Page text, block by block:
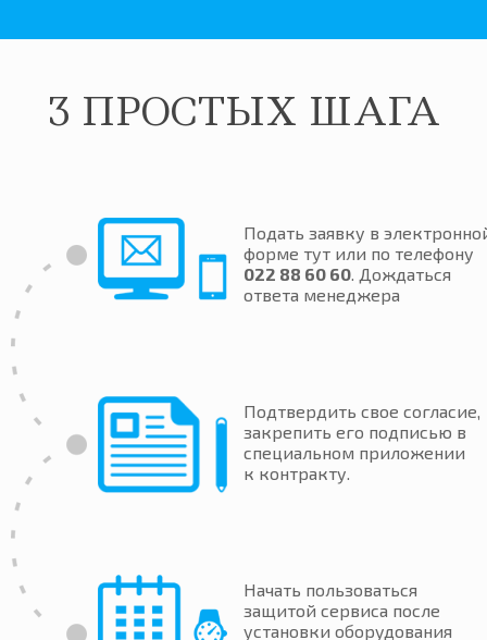
3 ПРОСТЫХ ШАГА
Подать заявку в
форме тут или по телефону
022 88 60 60. Дождаться
ответа менеджера
Подтвердить свое согласие,
закрепить его подписью в
специальном приложении
к контракту.
Начать пользоваться
защитой сервиса после
установки оборудования